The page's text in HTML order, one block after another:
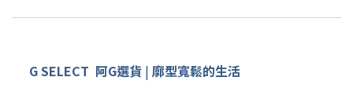
G SELECT 阿G選貨 | 廓型寬鬆的生活